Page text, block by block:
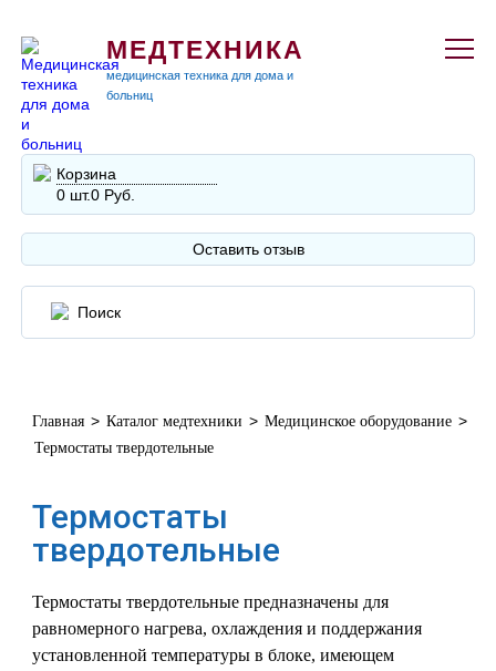
МЕДТЕХНИКА
медицинская техника для дома и
больниц
Корзина
0 шт.0 Руб.
Оставить отзыв
Главная > Каталог медтехники > Медицинское оборудование >
Термостаты твердотельные
Термостаты
твердотельные
Термостаты твердотельные предназначены для
равномерного нагрева, охлаждения и поддержания
установленной температуры в блоке, имеющем